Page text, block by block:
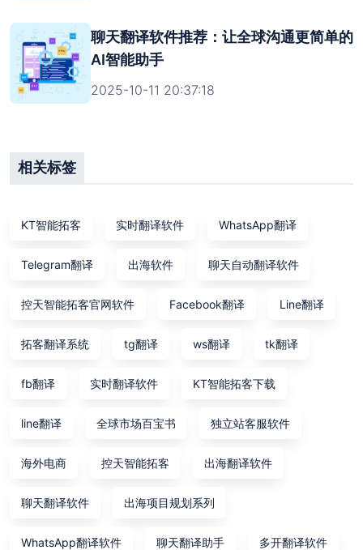
聊天翻译软件推荐：让全球沟通更简单的
AI智能助手
2025-10-11 20:37:18
相关标签
KT智能拓客 实时翻译软件 WhatsApp翻译
Telegram翻译 出海软件 聊天自动翻译软件
控天智能拓客官网软件 Facebook翻译 Line翻译
拓客翻译系统 tg翻译 ws翻译 tk翻译
fb翻译 实时翻译软件 KT智能拓客下载
line翻译 全球市场百宝书 独立站客服软件
海外电商 控天智能拓客 出海翻译软件
聊天翻译软件 出海项目规划系列
WhatsApp翻译软件 聊天翻译助手 多开翻译软件